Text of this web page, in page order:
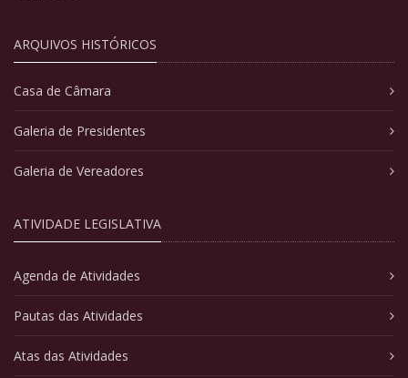
ARQUIVOS HISTÓRICOS
Casa de Câmara
Galeria de Presidentes
Galeria de Vereadores
ATIVIDADE LEGISLATIVA
Agenda de Atividades
Pautas das Atividades
Atas das Atividades